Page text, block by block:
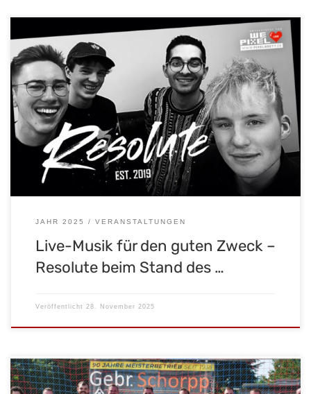
Am Donnerstag, den 18. Dezember 2025, findet auf dem
Malscher Straßenweihnachtsmarkt ein besonderer
Programmpunkt statt: Die Band Resolute tritt von 18 bis 20 Uhr
live auf und sorgt mit Rock, Pop und modernen Cover-Songs für
eine stimmungsvolle musikalische Atmosphäre. Die vier Musiker
sind seit 2019 aktiv und stehen für handgemachte, […]
JAHR 2025 VERANSTALTUNGEN
Live-Musik für den guten Zweck –
Resolute beim Stand des …
Veröffentlicht 28. November 2025